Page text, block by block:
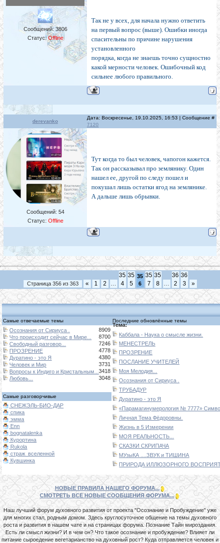
Сообщений:3806
Статус:Offline
Так не у всех, для начала нужно ответить
на первый вопрос (выше). Ошибки иногда
спасительны по причине нарушения
установленного
порядка, когда не знаешь точно сущностно
какой мерности человек. Ошибочный код
сильнее любого правильного.
derevanko
Дата: Воскресенье, 19.10.2025, 16:53 | Сообщение #
7120
Сообщений: 54
Статус: Offline
Тут когда то был человек, чапогон кажется.
Так он рассказывал про землянику. Один
нашел ее, другой по следу пошел и
покушал лишь остатки ягод на землянике.
А дальше лишь обрывки.
Страница 356из 363 « 1 2
35
4
35
5
35
6
35
7
35
8
36
2
36
3
»
Самые отвечаемые темы Последние обновлённые темы
Осознания от Сириуса .
8909
Что происходит сейчас в Мире...
8700
Свободный разговор...
7246
ПРОЗРЕНИЕ
4778
Дуратино - это Я
4380
Человек и Мир
3731
Вопросы к Индиго и Кристальным...3418
Любовь...
3048
Тема:
Каббала - Наука о смысле жизни.
МЕНЕСТРЕЛЬ
ПРОЗРЕНИЕ
ПОСЛАНИЕ УЧИТЕЛЕЙ
Моя Мелодия...
Осознания от Сириуса .
ТРУБАДУР
Дуратино - это Я
«Парамагинумерология № 7777»
Личная Тема Фёдоровны.
Жизнь в 5 Измерении
МОЯ РЕАЛЬНОСТЬ...
СКАЗКИ СКРИПАЧА
МУзыКА ....ЗВУК и ТИШИНА
ПРИРОДА ИЛЛЮЗОРНОГО
Самые разговорчивые
СНЕЖЭЛЬ-БИО-ДАР
спика
эмма
Enn
bognatalenka
Курортина
Rukola
страж_вселенной
Кувшинка
НОВЫЕ ПРАВИЛА НАШЕГО ФОРУМА...
СМОТРЕТЬ ВСЕ НОВЫЕ СООБЩЕНИЯ ФОРУМА...
Наш лучший форум духовного развития от проекта "Осознание и Пробуждение" уже
для многих стал, родным домом. Здесь круглосуточное общение на темы духовного
роста и развития в нашем чате и на страницах форума. Познание Тайн мироздания.
Есть ли смысл жизни? И в чем он? Что такое осознание и пробуждение? Влияет ли
питание сыроедение вегетарианство на духовный рост? Куда отправляется человек и